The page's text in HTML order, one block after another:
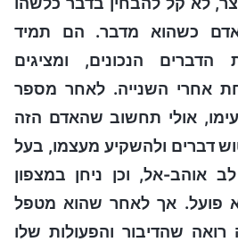
כשהוא מדבר. הם תמיד
הדברים הנכונים, ומציגים
אחרי השנייה. לאחר מספר
אולי תחשוב שהאדם הזה
דברים ולהשקיע מעצמו, בעל
אוהב-אל, וכן ניחן במצפון
פועל. אך לאחר שהוא מטפל
שהדיבור והפעולות שלו